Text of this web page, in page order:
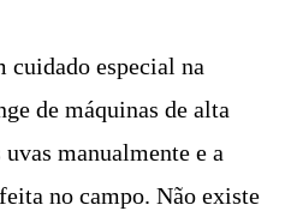
cuidado especial na
de máquinas de alta
manualmente e a
no campo. Não existe